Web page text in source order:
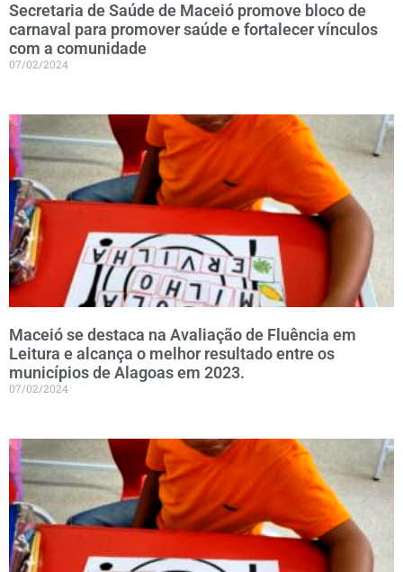
Secretaria de Saúde de Maceió promove bloco de
carnaval para promover saúde e fortalecer vínculos
com a comunidade
07/02/2024
Maceió se destaca na Avaliação de Fluência em
Leitura e alcança o melhor resultado entre os
municípios de Alagoas em 2023.
07/02/2024